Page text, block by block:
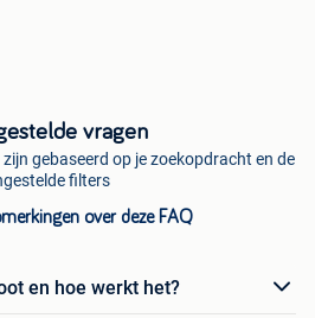
vragen
gebaseerd op je zoekopdracht en de
filters
over deze FAQ
en hoe werkt het?